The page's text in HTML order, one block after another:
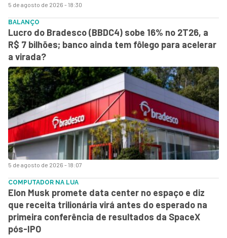
5 de agosto de 2026 - 18:30
5 de agosto de 2026 - 18:07
BALANÇO
Lucro do Bradesco (BBDC4) sobe 16% no 2T26, a
R$ 7 bilhões; banco ainda tem fôlego para acelerar
a virada?
COMPUTADOR NA LUA
Elon Musk promete data center no espaço e diz
que receita trilionária virá antes do esperado na
primeira conferência de resultados da SpaceX
pós-IPO